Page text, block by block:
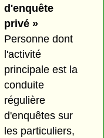
d'enquête
privé »
Personne dont
l'activité
principale est la
conduite
régulière
d'enquêtes sur
les particuliers,